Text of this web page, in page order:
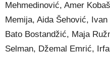
Mehmedinović, Amer
Memija, Aida Šehović,
Bato Bostandžić, Maja
Selman, Džemal Emrić,